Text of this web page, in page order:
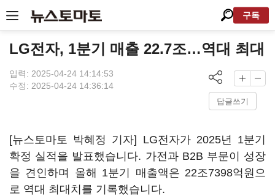
구독
LG전자, 1분기 매출 22.7조…역대 최대
입력: 2025-04-24 14:14:53
수정: 2025-04-24 14:36:14
답글쓰기
[뉴스토마토 박혜정 기자] LG전자가 2025년 1분기
확정 실적을 발표했습니다. 가전과 B2B 부문이 성장
을 견인하며 올해 1분기 매출액은 22조7398억원으
로 역대 최대치를 기록했습니다.